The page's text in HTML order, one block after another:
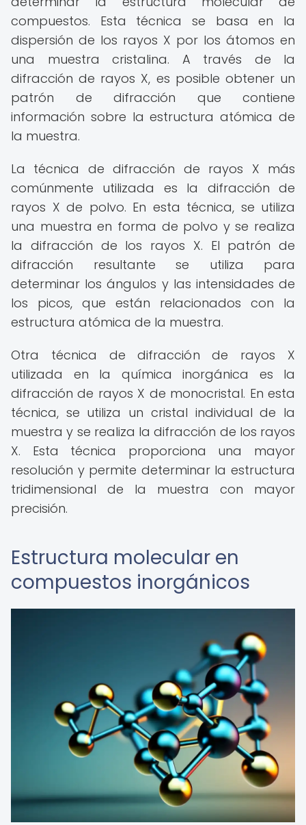
compuestos. Esta técnica se basa en la
dispersión de los rayos X por los átomos en
una muestra cristalina. A través de la
difracción de rayos X, es posible obtener un
patrón de difracción que contiene
información sobre la estructura atómica de
la muestra.
La técnica de difracción de rayos X más
comúnmente utilizada es la difracción de
rayos X de polvo. En esta técnica, se utiliza
una muestra en forma de polvo y se realiza
la difracción de los rayos X. El patrón de
difracción resultante se utiliza para
determinar los ángulos y las intensidades de
los picos, que están relacionados con la
estructura atómica de la muestra.
Otra técnica de difracción de rayos X
utilizada en la química inorgánica es la
difracción de rayos X de monocristal. En esta
técnica, se utiliza un cristal individual de la
muestra y se realiza la difracción de los rayos
X. Esta técnica proporciona una mayor
resolución y permite determinar la estructura
tridimensional de la muestra con mayor
precisión.
Estructura molecular en
compuestos inorgánicos